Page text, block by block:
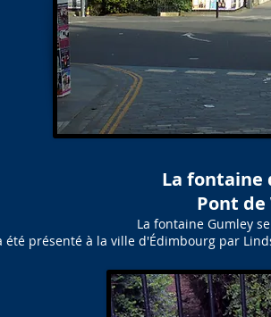
La fontaine
Pont
La fontaine Gumley
été présenté à la ville d'Édimbourg par